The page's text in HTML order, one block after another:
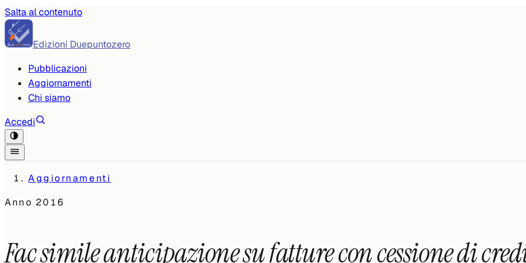
Salta al contenuto
Edizioni Duepuntozero
Pubblicazioni
Aggiornamenti
Chi siamo
Accedi
Aggiornamenti
Anno2016
Fac simile anticipazione su fatture con cessione di